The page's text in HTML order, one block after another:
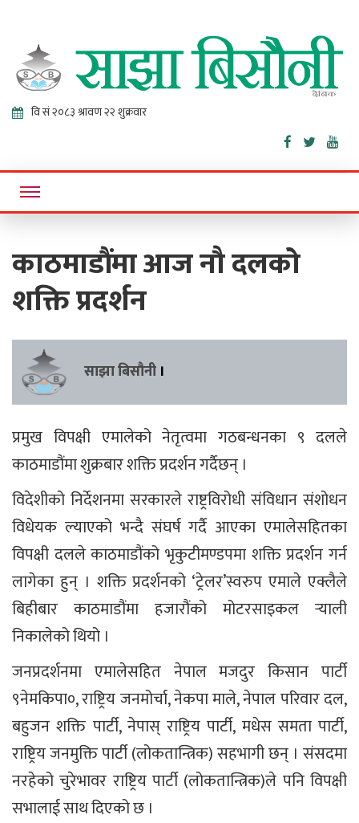
Sajha
Bisaunee
Online News Portal
काठमाडौंमा आज नौ दलको
शक्ति प्रदर्शन
साझा बिसौनी ।
प्रमुख विपक्षी एमालेको नेतृत्वमा गठबन्धनका ९ दलले
काठमाडौंमा शुक्रबार शक्ति प्रदर्शन गर्दैछन् ।
विदेशीको निर्देशनमा सरकारले राष्ट्रविरोधी संविधान संशोधन
विधेयक ल्याएको भन्दै संघर्ष गर्दै आएका एमालेसहितका
विपक्षी दलले काठमाडौंको भृकुटीमण्डपमा शक्ति प्रदर्शन गर्न
लागेका हुन् । शक्ति प्रदर्शनको ‘ट्रेलर’स्वरुप एमाले एक्लैले
बिहीबार काठमाडौंमा हजारौंको मोटरसाइकल र्‍याली
निकालेको थियो ।
जनप्रदर्शनमा एमालेसहित नेपाल मजदुर किसान पार्टी
९नेमकिपा०, राष्ट्रिय जनमोर्चा, नेकपा माले, नेपाल परिवार दल,
बहुजन शक्ति पार्टी, नेपास् राष्ट्रिय पार्टी, मधेस समता पार्टी,
राष्ट्रिय जनमुक्ति पार्टी (लोकतान्त्रिक) सहभागी छन् । संसदमा
नरहेको चुरेभावर राष्ट्रिय पार्टी (लोकतान्त्रिक)ले पनि विपक्षी
सभालाई साथ दिएको छ ।